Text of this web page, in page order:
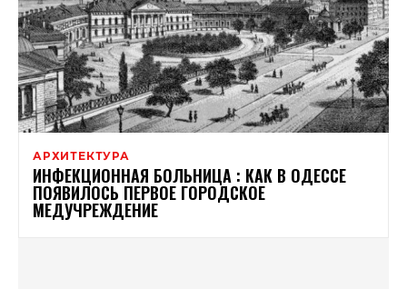
АРХИТЕКТУРА
ИНФЕКЦИОННАЯ БОЛЬНИЦА : КАК В ОДЕССЕ
ПОЯВИЛОСЬ ПЕРВОЕ ГОРОДСКОЕ
МЕДУЧРЕЖДЕНИЕ